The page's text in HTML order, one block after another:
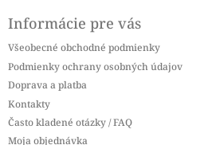
Informácie pre vás
Všeobecné obchodné podmienky
Podmienky ochrany osobných údajov
Doprava a platba
Kontakty
Často kladené otázky / FAQ
Moja objednávka